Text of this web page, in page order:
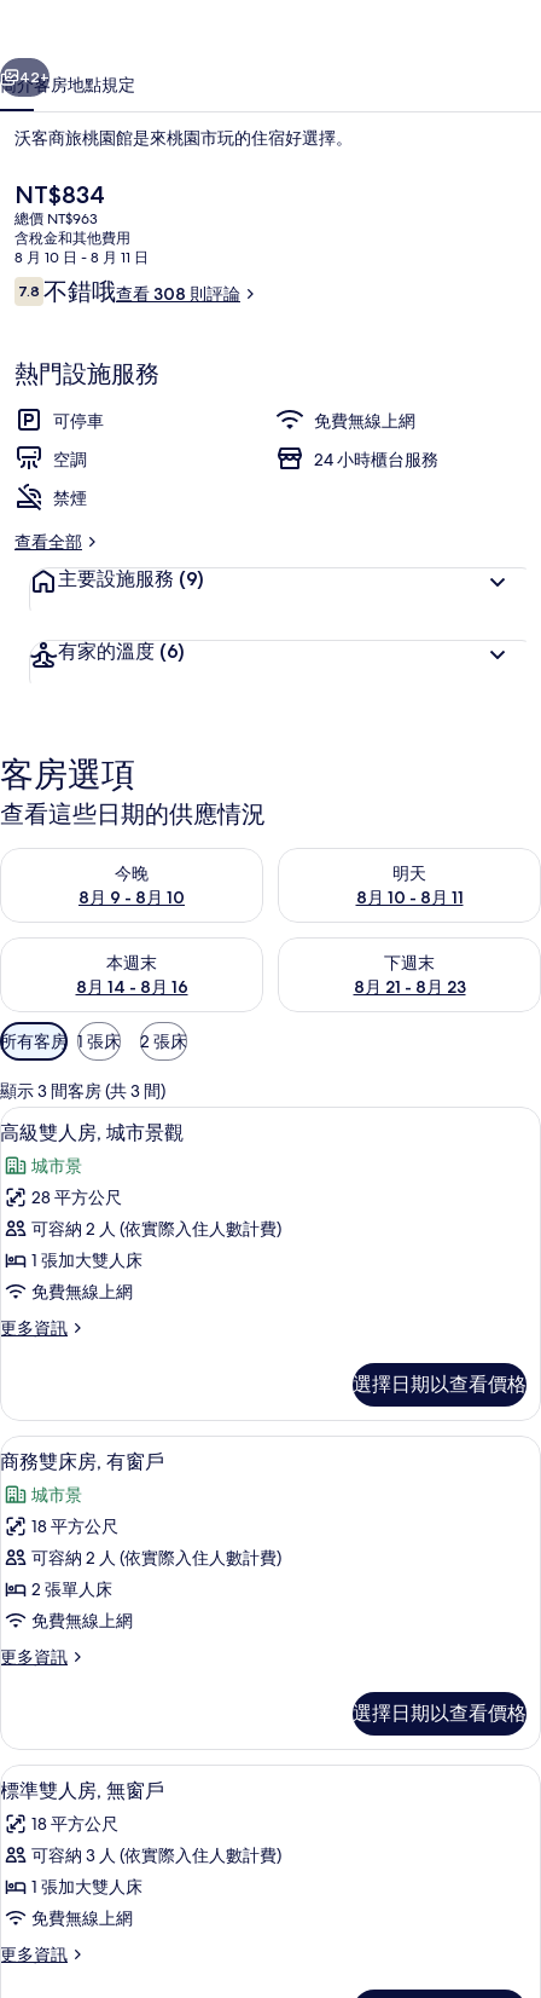
的
相
片
集
個 下一個
42+
簡介客房地點規定
沃客商旅桃園館是來桃園市玩的住宿好選擇。
目
前
的
價
格
是
NT$834
總價 NT$963
含稅金和其他費用
8 月 10 日 - 8 月 11 日
評
論
7.87.8 分，滿分 10 分，
不錯哦查看 308 則評論
熱門設施服務
可停車
免費無線上網
空調
24 小時櫃台服務
禁煙
查看全部
主要設施服務 (9)
有家的溫度 (6)
客房選項
查看這些日期的供應情況
今晚
8月 9 - 8月 10
查看今晚 (8月 9 - 8月 10) 的供應情況
明天
8月 10 - 8月 11
查看明天 (8月 10 - 8月 11) 的
本週末
8月 14 - 8月 16
查看本週末 (8月 14 - 8月 16) 的供應情況
下週末
8月 21 - 8月 23
查看下週末 (8月 21 - 8月 23)
可
用
的
客
房
篩
選
條
所有客房 1 張床 2 張床
顯示 3 間客房 (共 3 間)
顯
示
高
級
雙
人
城
景
觀
的
所
有
相
片
高級雙人房, 城市景觀 | 書桌、隔音、
8
高級雙人房, 城市景觀
城市景
28 平方公尺
可容納 2 人 (依實際入住人數計費)
1 張加大雙人床
免費無線上網
更多資訊
更
雙
人
房,
市
景
觀
的
詳
情
選擇日期以查看價格
顯
示
商
務
雙
床
有
戶
的
所
有
相
片
商務雙床房, 有窗戶 | 書桌、隔音、免
5
商務雙床房, 有窗戶
城市景
18 平方公尺
可容納 2 人 (依實際入住人數計費)
2 張單人床
免費無線上網
更多資訊
更
雙
床
房,
窗
戶
詳
情
選擇日期以查看價格
顯
示
標
準
雙
房,
標準雙人房, 無窗戶 | 書桌、隔音、免
26
標準雙人房, 無窗戶
18 平方公尺
可容納 3 人 (依實際入住人數計費)
1 張加大雙人床
免費無線上網
更多資訊
更